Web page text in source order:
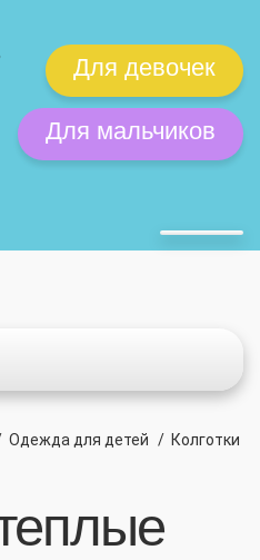
Для девочек
Для мальчиков
Одежда для детей / Колготки